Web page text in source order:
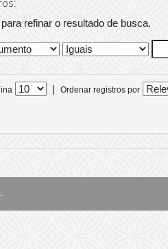
refinar o resultado de busca.
| Ordenar registros por